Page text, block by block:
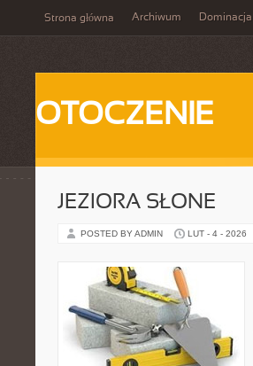
Strona główna Archiwum Dominacja
OTOCZENIE
JEZIORA SŁONE
POSTED BY ADMIN LUT - 4 - 2026